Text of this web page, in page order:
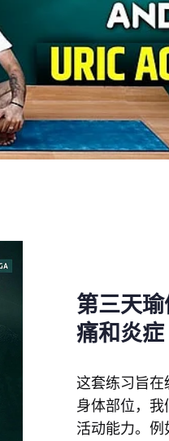
第三天
痛和炎症
这套练习旨在
身体部位，
活动能力。